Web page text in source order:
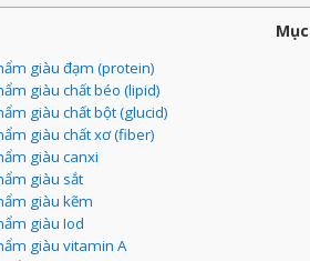
giàu đạm (protein)
giàu chất béo (lipid)
giàu chất bột (glucid)
giàu chất xơ (fiber)
giàu canxi
giàu sắt
giàu kẽm
giàu Iod
giàu vitamin A